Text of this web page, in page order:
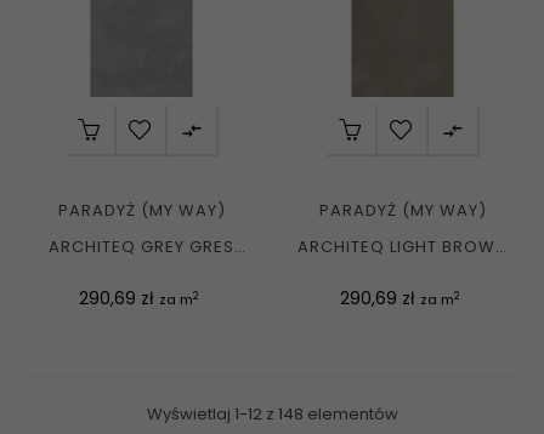

PARADYŻ (MY WAY)
ARCHITEQ GREY GRES
Cena
290,69 zł za m2

PARADYŻ (MY WAY)
ARCHITEQ LIGHT BROWN
Cena
290,69 zł za m2
Wyświetlaj 1-12 z 148 elementów